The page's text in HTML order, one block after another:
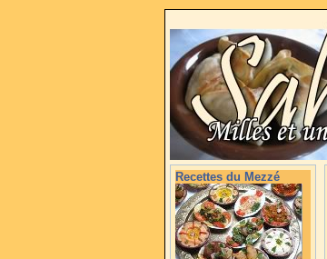
Recettes du Mezzé